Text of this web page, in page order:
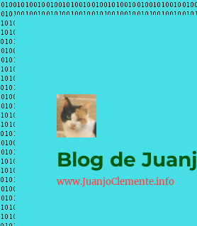
Blog de
www.JuanjoClemente.info